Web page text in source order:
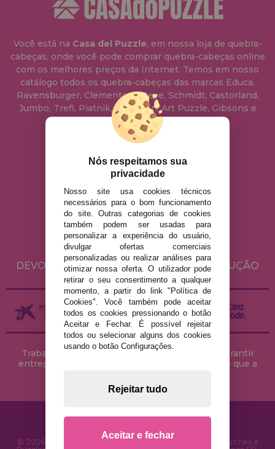
Você está na Casa del Puzzle, em nossa loja de quebra-
cabeças, onde você pode comprar quebra-cabeças online
com os melhores preços da Internet. Temos em nosso
catálogo todos os quebra-cabeças das marcas Educa,
Ravensburger, Clementoni, Heye, Schmidt, Castorland,
Jumbo, Trefl, Piatnik, Anatolian, Art Puzzle, Gibsons e
muito mais.
info@casadopuzzle.pt
AVISO LEGAL
POLÍTICA DE PRIVACIDADE
POLÍTICA DE COOKIES
ENVIO E DEVOLUÇÕES
DEVOLUÇÕES / DIREITO DE LIVRE RESOLUÇÃO
Trabalhamos com stocks permanentes para garantir
entregas rápidas no território peninsular, desde que a
© 2026 CasaDoPuzzle.com - Loja Online para comprar Puzzles e
Nós respeitamos sua
privacidade
Nosso site usa cookies técnicos
necessários para o bom funcionamento
do site. Outras categorias de cookies
também podem ser usadas para
personalizar a experiência do usuário,
divulgar ofertas comerciais
personalizadas ou realizar análises para
otimizar nossa oferta. O utilizador pode
retirar o seu consentimento a qualquer
momento, a partir do link "Política de
Cookies". Você também pode aceitar
todos os cookies pressionando o botão
Aceitar e Fechar. É possível rejeitar
todos ou selecionar alguns dos cookies
usando o botão Configurações.
Rejeitar tudo
Aceitar e fechar